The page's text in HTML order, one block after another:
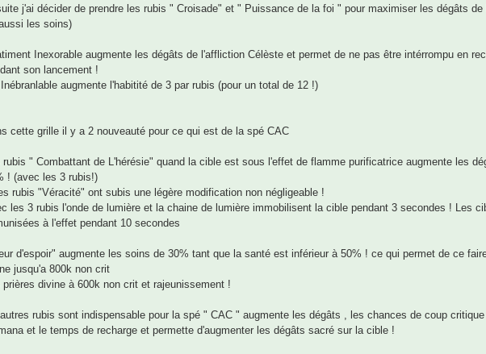
j'ai décider de prendre les rubis " Croisade" et " Puissance de la foi " pour maximiser les dégâts de
les soins)
Inexorable augmente les dégâts de l'affliction Célèste et permet de ne pas être intérrompu en
son lancement !
augmente l'habitité de 3 par rubis (pour un total de 12 !)
cette grille il y a 2 nouveauté pour ce qui est de la spé CAC
rubis " Combattant de L'hérésie" quand la cible est sous l'effet de flamme purificatrice augmente les
! (avec les 3 rubis!)
rubis "Véracité" ont subis une légère modification non négligeable !
les 3 rubis l'onde de lumière et la chaine de lumière immobilisent la cible pendant 3 secondes ! Les
à l'effet pendant 10 secondes
d'espoir" augmente les soins de 30% tant que la santé est inférieur à 50% ! ce qui permet de ce
jusqu'a 800k non crit
prières divine à 600k non crit et rajeunissement !
rubis sont indispensable pour la spé " CAC " augmente les dégâts , les chances de coup
et le temps de recharge et permette d'augmenter les dégâts sacré sur la cible !